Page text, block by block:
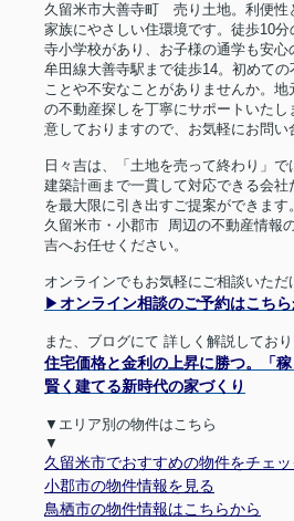
久留米市大善寺町 売り土地。利便性
家族にやさしい住環境です。徒歩10分
寺小学校があり、お子様の通学も安
牟田線大善寺駅まで徒歩14。初めて
ことや不安なことがありませんか。
の不動産探しを丁寧にサポートいたし
意しておりますので、お気軽にお問い
日々吉は、「土地を売って終わり」で
建築計画まで一貫して対応できる会社
を最大限に引き出すご提案ができます。
久留米市・小郡市
周辺の不動産情報
吉へお任せください。
オンラインでもお気軽にご相談いただ
▶︎オンライン相談のご予約はこち
また、ブログにて 詳しく解説してお
住宅価格と金利の上昇に勝つ。「
賢く建てる新時代の家づくり
▼エリア別の物件はこちら
久留米市でおすすめの物件をチェッ
小郡市の物件情報を見る
鳥栖市の物件情報はこちらから